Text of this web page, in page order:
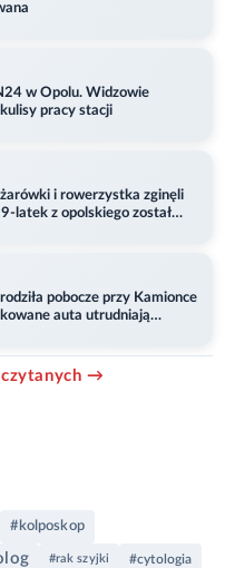
w Opolu. Widzowie
pracy stacji
i rowerzystka zginęli
latek z opolskiego został
pobocze przy Kamionce
auta utrudniają
→
#kolposkop
#rak szyjki #cytologia